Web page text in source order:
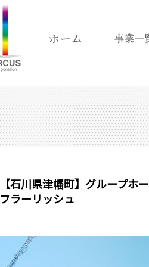
【石川県津幡町】グループホ
フラーリッシュ